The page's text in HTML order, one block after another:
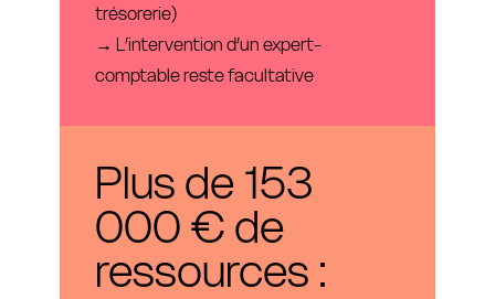
trésorerie)
→ L’intervention d’un expert-
comptable reste facultative
Plus de 153
000 € de
ressources :